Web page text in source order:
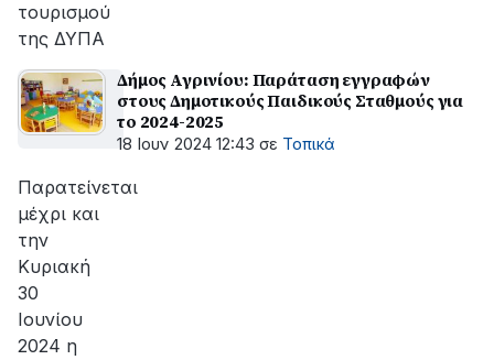
τουρισμού
της ΔΥΠΑ
Δήμος Αγρινίου: Παράταση εγγραφών
στους Δημοτικούς Παιδικούς Σταθμούς για
το 2024-2025
18 Ιουν 2024 12:43 σε Τοπικά
Παρατείνεται
μέχρι και
την
Κυριακή
30
Ιουνίου
2024 η